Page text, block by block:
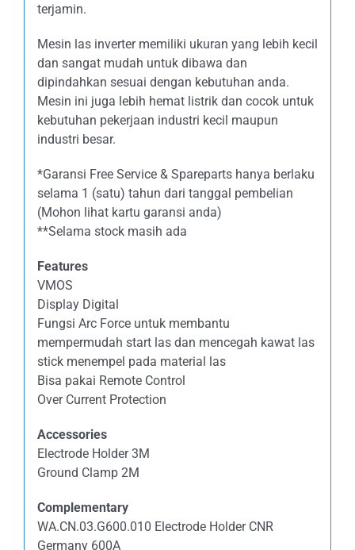
terjamin.
Mesin las inverter memiliki ukuran yang lebih kecil
dan sangat mudah untuk dibawa dan
dipindahkan sesuai dengan kebutuhan anda.
Mesin ini juga lebih hemat listrik dan cocok untuk
kebutuhan pekerjaan industri kecil maupun
industri besar.
*Garansi Free Service & Spareparts hanya berlaku
selama 1 (satu) tahun dari tanggal pembelian
(Mohon lihat kartu garansi anda)
**Selama stock masih ada
Features
VMOS
Display Digital
Fungsi Arc Force untuk membantu
mempermudah start las dan mencegah kawat las
stick menempel pada material las
Bisa pakai Remote Control
Over Current Protection
Accessories
Electrode Holder 3M
Ground Clamp 2M
Complementary
WA.CN.03.G600.010 Electrode Holder CNR
Germany 600A